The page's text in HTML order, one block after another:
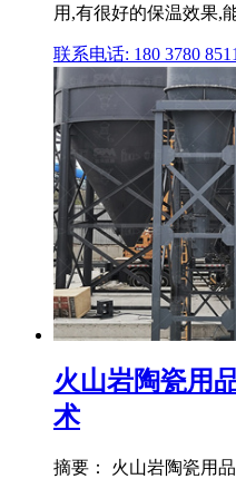
用,有很好的保温效果,
联系电话: 180 3780 8511
火山岩陶瓷用
术
摘要： 火山岩陶瓷用